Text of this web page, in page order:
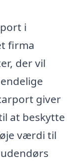
i
firma
der vil
giver
at beskytte
værdi til